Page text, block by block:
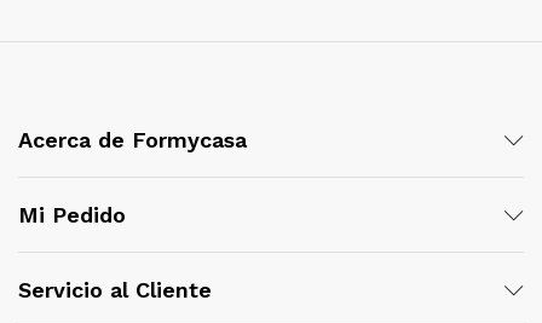
Acerca de Formycasa
Mi Pedido
Servicio al Cliente